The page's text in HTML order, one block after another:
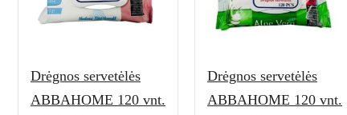
Drėgnos servetėlės
ABBAHOME 120 vnt.
Drėgnos servetėlės
ABBAHOME 120 vnt.